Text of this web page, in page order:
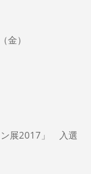
）
ン展2017」 入選